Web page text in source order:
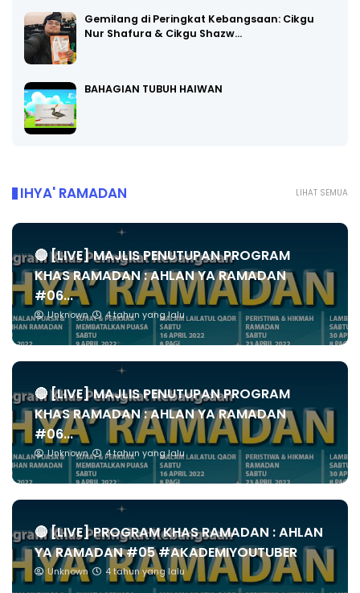
Gemilang di Peringkat Kebangsaan: Cikgu
Nur Shafura & Cikgu Shazw…
BAHAGIAN TUBUH HAIWAN
LIHAT SEMUA
IHYA' RAMADAN
🔴 [LIVE] MAJLIS PENUTUPAN PROGRAM
KHAS RAMADAN : AHLAN YA RAMADAN
#06...
Unknown 4 tahun yang lalu
🔴 [LIVE] MAJLIS PENUTUPAN PROGRAM
KHAS RAMADAN : AHLAN YA RAMADAN
#06...
Unknown 4 tahun yang lalu
🔴 [LIVE] PROGRAM KHAS RAMADAN : AHLAN
YA RAMADAN #05 #AKADEMIYOUTUBER
Unknown 4 tahun yang lalu